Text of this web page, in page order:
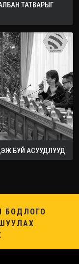
ТАТВАРЫГ
БУЙ АСУУДЛУУД
БОДЛОГО